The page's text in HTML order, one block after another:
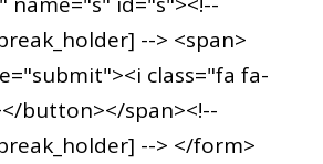
--> <span>
class="fa fa-
button></span><!--
--> </form>